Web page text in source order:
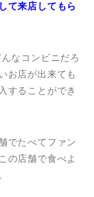
て来店してもら
なコンビニだろ
お店が出来ても
することができ
でたべてファン
の店舗で食べよ